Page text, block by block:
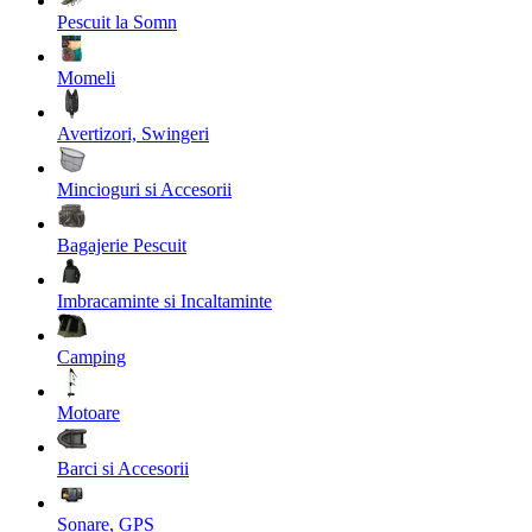
Pescuit la Somn
Momeli
Avertizori, Swingeri
Mincioguri si Accesorii
Bagajerie Pescuit
Imbracaminte si Incaltaminte
Camping
Motoare
Barci si Accesorii
Sonare, GPS